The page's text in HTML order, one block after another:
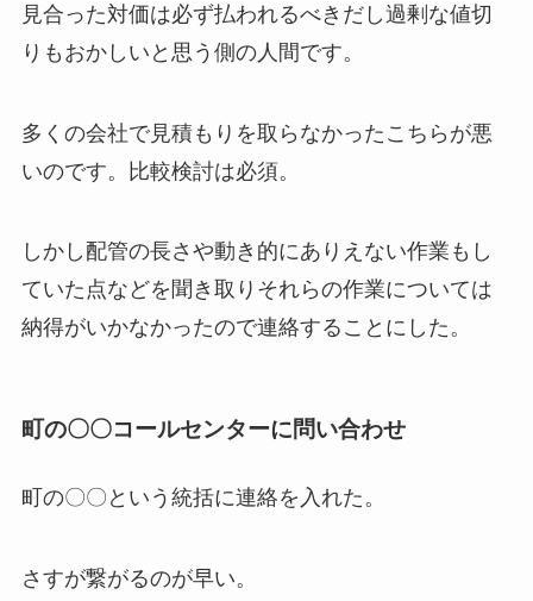
見合った対価は必ず払われるべきだし過剰な値切
りもおかしいと思う側の人間です。
多くの会社で見積もりを取らなかったこちらが悪
いのです。比較検討は必須。
しかし配管の長さや動き的にありえない作業もし
ていた点などを聞き取りそれらの作業については
納得がいかなかったので連絡することにした。
町の〇〇コールセンターに問い合わせ
町の〇〇という統括に連絡を入れた。
さすが繋がるのが早い。